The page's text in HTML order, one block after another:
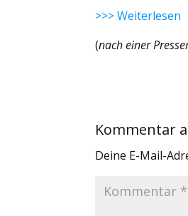
>>> Weiterlesen
(nach einer
Kommentar
Deine E-Mail-